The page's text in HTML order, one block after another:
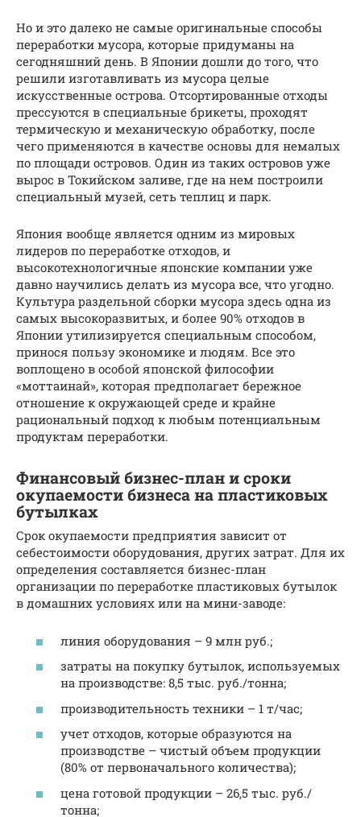
Но и это далеко не самые оригинальные способы
переработки мусора, которые придуманы на
сегодняшний день. В Японии дошли до того, что
решили изготавливать из мусора целые
искусственные острова. Отсортированные отходы
прессуются в специальные брикеты, проходят
термическую и механическую обработку, после
чего применяются в качестве основы для немалых
по площади островов. Один из таких островов уже
вырос в Токийском заливе, где на нем построили
специальный музей, сеть теплиц и парк.
Япония вообще является одним из мировых
лидеров по переработке отходов, и
высокотехнологичные японские компании уже
давно научились делать из мусора все, что угодно.
Культура раздельной сборки мусора здесь одна из
самых высокоразвитых, и более 90% отходов в
Японии утилизируется специальным способом,
принося пользу экономике и людям. Все это
воплощено в особой японской философии
«моттаинай», которая предполагает бережное
отношение к окружающей среде и крайне
рациональный подход к любым потенциальным
продуктам переработки.
Финансовый бизнес-план и сроки
окупаемости бизнеса на пластиковых
бутылках
Срок окупаемости предприятия зависит от
себестоимости оборудования, других затрат. Для их
определения составляется бизнес-план
организации по переработке пластиковых бутылок
в домашних условиях или на мини-заводе:
линия оборудования – 9 млн руб.;
затраты на покупку бутылок, используемых
на производстве: 8,5 тыс. руб./тонна;
производительность техники – 1 т/час;
учет отходов, которые образуются на
производстве – чистый объем продукции
(80% от первоначального количества);
цена готовой продукции – 26,5 тыс. руб./
тонна;